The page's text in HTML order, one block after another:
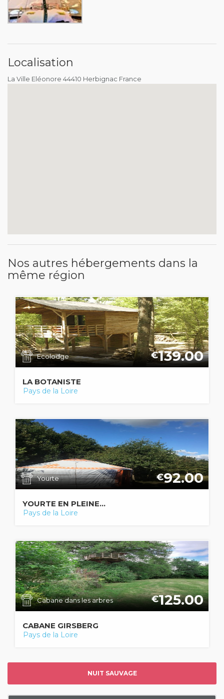
Localisation
La Ville Eléonore 44410 Herbignac France
Nos autres hébergements dans la
même région
Ecolodge €139.00
LA BOTANISTE
Pays de la Loire
Yourte €92.00
YOURTE EN PLEINE...
Pays de la Loire
Cabane dans les arbres €125.00
CABANE GIRSBERG
Pays de la Loire
NUIT SAUVAGE